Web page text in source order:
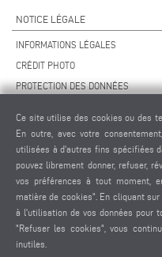
NOTICE LÉGALE
INFORMATIONS LÉGALES
CRÉDIT PHOTO
PROTECTION DES DONNÉES
ACCORD DE TÉLÉMAINTENANCE
PARAMÈTRES DES COOKIES
CODE DE CONDUITE DES
Ce site utilise des cookies ou des
En outre, avec votre
utilisées à d'autres fins spécifiées
pouvez librement donner, refuser,
vos préférences à tout moment,
matière de cookies". En cliquant
à l'utilisation de vos données pour
"Refuser les cookies", vous
inutiles.